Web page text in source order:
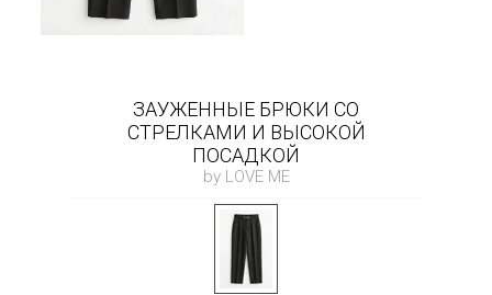
ЗАУЖЕННЫЕ БРЮКИ СО
СТРЕЛКАМИ И ВЫСОКОЙ
ПОСАДКОЙ
by LOVE ME